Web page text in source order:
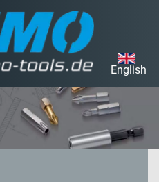
English